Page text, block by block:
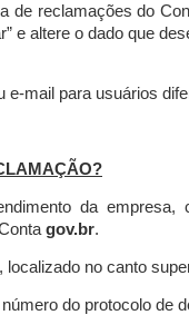
de reclamações do
e altere o dado que
mail para usuários
da empresa,
gov.br.
no canto
do protocolo